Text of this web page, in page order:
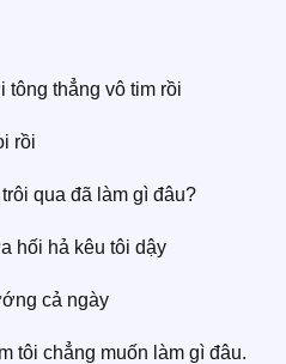
tông thẳng vô tim rồi
rồi
qua đã làm gì đâu?
hối hả kêu tôi dậy
cả ngày
tôi chẳng muốn làm gì đâu.